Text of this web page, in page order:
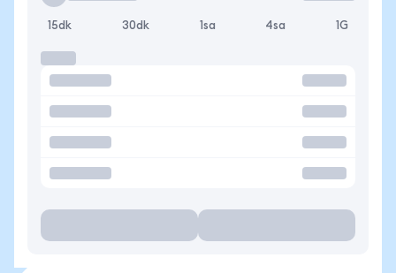
15dk 30dk 1sa 4sa 1G